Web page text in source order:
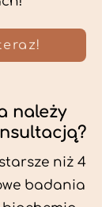
należy
niż 4
badania